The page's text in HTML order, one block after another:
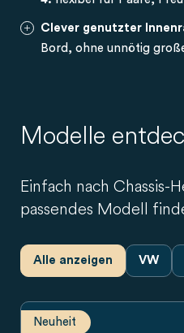
Clever genutzter
Bord, ohne unnötig
Modelle
Einfach nach
passendes Modell
Alle anzeigen VW
Neuheit